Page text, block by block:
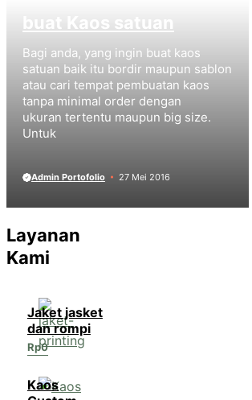
buat Kaos satuan
Bagi anda, yang ingin buat kaos
satuan baik itu bordir maupun sablon
atau cari tempat pembuatan kaos
tanpa minimal order dengan
ukuran tertentu maupun big size.
Untuk
Admin Portofolio 27 Mei 2016
Layanan
Kami
Jaket jasket
dan rompi
Rp0
Kaos